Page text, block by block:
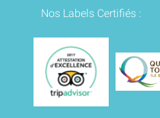
Nos Labels Certifiés :